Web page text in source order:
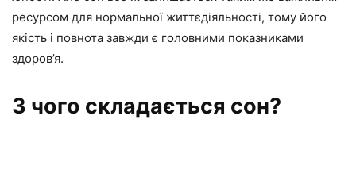
ресурсом для нормальної життєдіяльності, тому його
якість і повнота завжди є головними показниками
здоров’я.
З чого складається сон?